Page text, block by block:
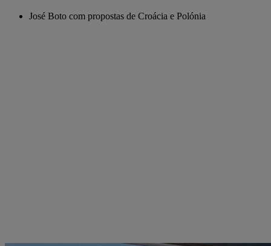
José Boto com propostas de Croácia e Polónia